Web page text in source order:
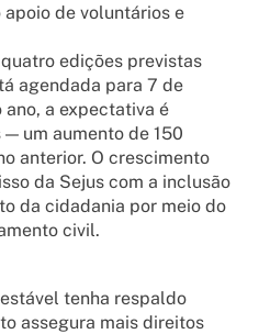
de voluntários e
edições previstas
agendada para 7 de
a expectativa é
um aumento de 150
anterior. O crescimento
da Sejus com a inclusão
da cidadania por meio do
civil.
tenha respaldo
assegura mais direitos